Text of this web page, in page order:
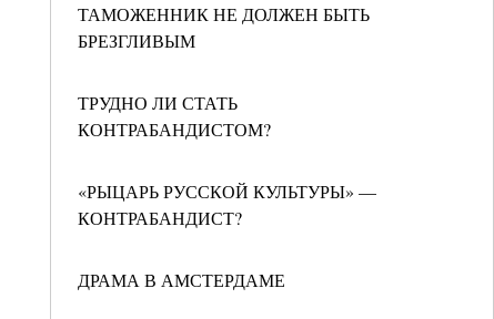
ТАМОЖЕННИК НЕ ДОЛЖЕН БЫТЬ
БРЕЗГЛИВЫМ
ТРУДНО ЛИ СТАТЬ
КОНТРАБАНДИСТОМ?
«РЫЦАРЬ РУССКОЙ КУЛЬТУРЫ» —
КОНТРАБАНДИСТ?
ДРАМА В АМСТЕРДАМЕ